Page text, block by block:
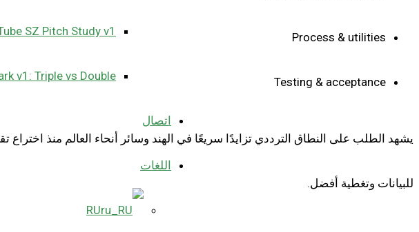
SZ Pitch Study v1
v1: Triple vs Double
اتصال
اللغات
RU
Process & utilities
Testing & acceptance
يشهد الطلب على النطاق الترددي تزايدًا سريعًا في الهند وسائر أنحاء العالم منذ اختراع
للبيانات وتغطية أفضل.